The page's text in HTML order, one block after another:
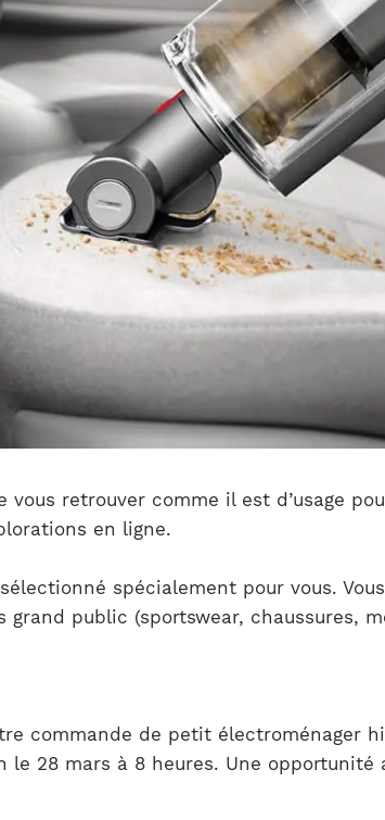
vous retrouver comme il est d’usage
en ligne.
spécialement pour vous.
grand public (sportswear, chaussures,
commande de petit électroménager
28 mars à 8 heures. Une opportunité